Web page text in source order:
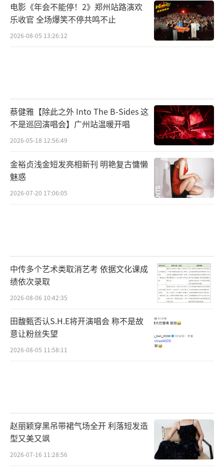
电影《年会不能停！2》郑州站路演欢
乐收官 全场爆笑不停共鸣不止
2026-08-05 13:26:12
蔡健雅【除此之外 Into The B-Sides 这
不是巡回演唱会】广州站温暖开唱
2026-05-18 12:56:49
金裕贞浅金短发亮相新刊 明艳复古慵懒
魅惑
2026-07-20 17:06:05
中传多个艺术类取消艺考 依据文化课成
绩依次录取
2026-08-06 10:42:35
田馥甄否认S.H.E将开演唱会 称不是故
意让粉丝失望
2026-08-05 11:58:11
赵丽颖穿黑吊带裙气场全开 利落短发造
型又美又飒
2026-07-16 11:28:56